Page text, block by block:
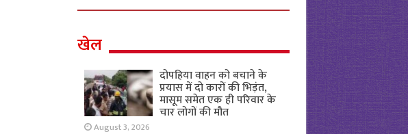
खेल
दोपहिया वाहन को बचाने के
प्रयास में दो कारों की भिड़ंत,
मासूम समेत एक ही परिवार के
चार लोगों की मौत
August 3, 2026